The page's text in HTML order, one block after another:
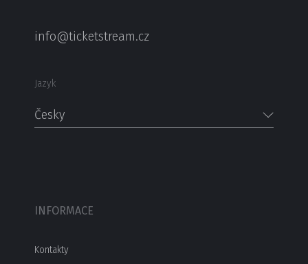
info@ticketstream.cz
Jazyk
Česky
INFORMACE
Kontakty